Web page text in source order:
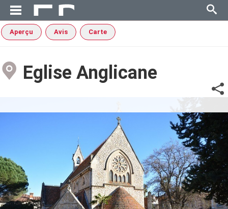
Aperçu Avis Carte
Eglise Anglicane